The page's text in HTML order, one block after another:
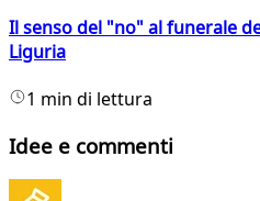
Il senso del "no" al funerale
Liguria
1 min di lettura
Idee e commenti